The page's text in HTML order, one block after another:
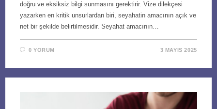
doğru ve eksiksiz bilgi sunmasını gerektirir. Vize dilekçesi
yazarken en kritik unsurlardan biri, seyahatin amacının açık ve
net bir şekilde belirtilmesidir. Seyahat amacının…
0 YORUM 3 MAYIS 2025